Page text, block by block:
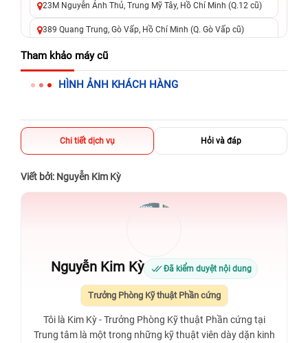
23M Nguyễn Ảnh Thủ, Trung Mỹ Tây, Hồ Chí Minh (Q.12 cũ)
389 Quang Trung, Gò Vấp, Hồ Chí Minh (Q. Gò Vấp cũ)
625 - 625A Âu Cơ, Tân Phú, Hồ Chí Minh (Quận Tân Phú cũ)
326 Lê Văn Việt, Tăng Nhơn Phú, Hồ Chí Minh (Q.9 TP. Thủ
Đức cũ)
Đức Cũ)
70 Nguyễn An Ninh, Dĩ An, Hồ Chí Minh (Bình Dương Cũ)
24h Vũng Tàu: 162A Ba Cu, Vũng Tàu, Hồ Chí Minh (TP. Vũng
Tàu cũ)
198 Hoàng Văn Thụ, Tân Sơn Nhất, Hồ Chí Minh (Tân Bình
Tham khảo máy cũ
HÌNH ẢNH KHÁCH HÀNG
Chi tiết dịch vụ Hỏi và đáp
Viết bởi: Nguyễn Kim Kỳ
Nguyễn Kim Kỳ Đã kiểm duyệt nội dung
Trưởng Phòng Kỹ thuật Phần cứng
Tôi là Kim Kỳ - Trưởng Phòng Kỹ thuật Phần cứng tại
Trung tâm là một trong những kỹ thuật viên dày dặn kinh